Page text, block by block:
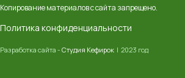
Копирование материалов с сайта запрещено.
Политика конфиденциальности
Разработка сайта - Студия Кефирок | 2023 год